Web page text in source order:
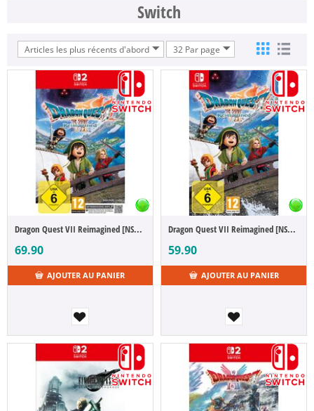
Switch
Articles les plus récents d'abord 32 Par page
Dragon Quest VII Reimagined [NSW2] (D/F/I)
69.90
AJOUTER AU PANIER
Dragon Quest VII Reimagined [NSW] (D/F/I)
59.90
AJOUTER AU PANIER